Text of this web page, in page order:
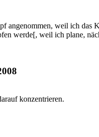
weil ich das
werde[, weil ich plane,
konzentrieren.